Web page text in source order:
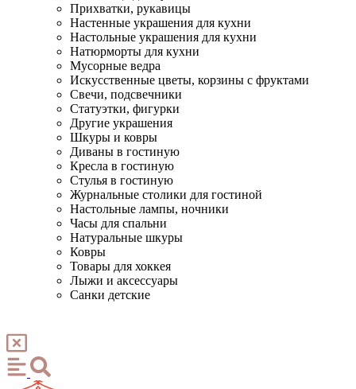
Прихватки, рукавицы
Настенные украшения для кухни
Настольные украшения для кухни
Натюрморты для кухни
Мусорные ведра
Искусственные цветы, корзины с фруктами
Свечи, подсвечники
Статуэтки, фигурки
Другие украшения
Шкуры и ковры
Диваны в гостиную
Кресла в гостиную
Стулья в гостиную
Журнальные столики для гостиной
Настольные лампы, ночники
Часы для спальни
Натуральные шкуры
Ковры
Товары для хоккея
Лыжи и аксессуары
Санки детские